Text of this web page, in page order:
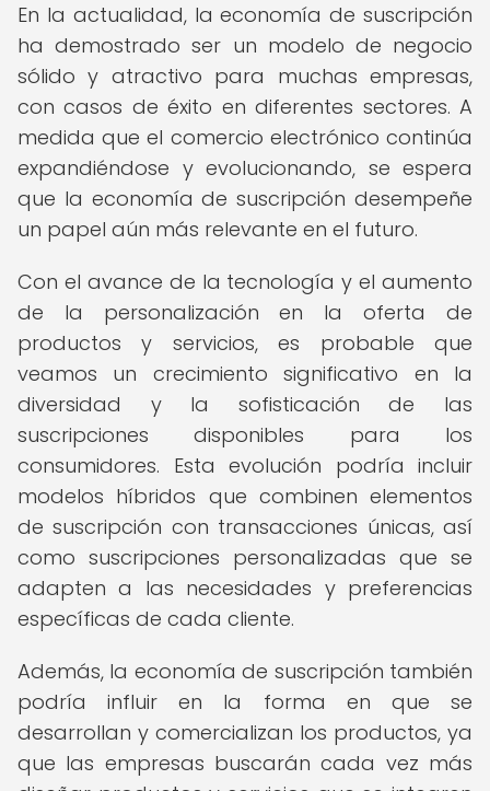
En la actualidad, la economía de suscripción
ha demostrado ser un modelo de negocio
sólido y atractivo para muchas empresas,
con casos de éxito en diferentes sectores. A
medida que el comercio electrónico continúa
expandiéndose y evolucionando, se espera
que la economía de suscripción desempeñe
un papel aún más relevante en el futuro.
Con el avance de la tecnología y el aumento
de la personalización en la oferta de
productos y servicios, es probable que
veamos un crecimiento significativo en la
diversidad y la sofisticación de las
suscripciones disponibles para los
consumidores. Esta evolución podría incluir
modelos híbridos que combinen elementos
de suscripción con transacciones únicas, así
como suscripciones personalizadas que se
adapten a las necesidades y preferencias
específicas de cada cliente.
Además, la economía de suscripción también
podría influir en la forma en que se
desarrollan y comercializan los productos, ya
que las empresas buscarán cada vez más